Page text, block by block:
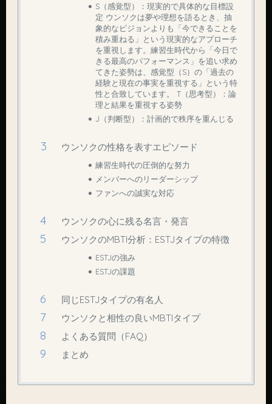
S（感覚型）：現実的で具体的な目標設
定 ウンソクは夢や理想を語るとき、抽
象的なビジョンよりも「今できることを
積み重ねる」という現実的なアプローチ
を重視します。練習生時代から「今日で
きる最高のパフォーマンス」を追い求め
てきた姿勢は、感覚型（S）の「過去の
経験と現在の事実を重視する」という特
性と合致しています。 T（思考型）：論
理と結果を重視する姿勢
J（判断型）：計画的で秩序を重んじる
ウンソクの性格を表すエピソード
練習生時代の圧倒的な努力
メンバーへのリーダーシップ
ファンへの誠実な対応
ウンソクの心に残る名言・発言
ウンソクのMBTI分析：ESTJタイプの特徴
ESTJの強み
ESTJの課題
同じESTJタイプの有名人
ウンソクと相性の良いMBTIタイプ
よくある質問（FAQ）
まとめ